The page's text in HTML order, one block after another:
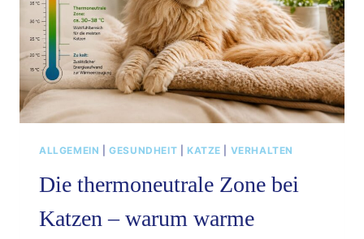
ALLGEMEIN |GESUNDHEIT KATZE VERHALTEN
Die thermoneutrale Zone bei
Katzen – warum warme